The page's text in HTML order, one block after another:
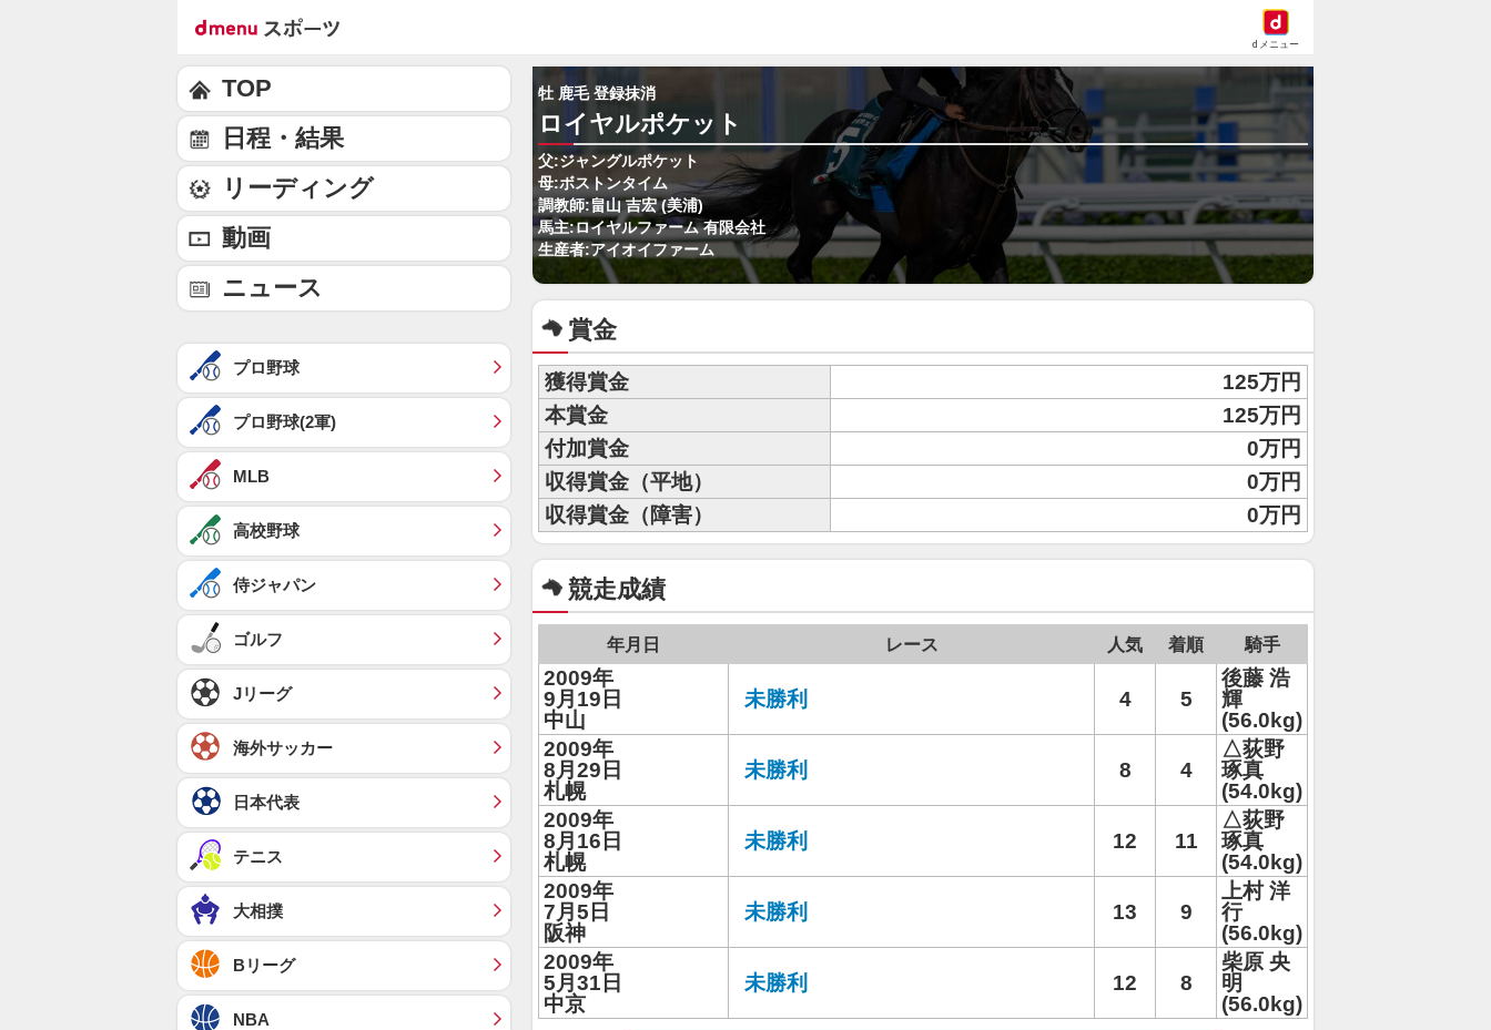
dメニュー
牡 鹿毛 登録抹消
ロイヤルポケット
父:ジャングルポケット
母:ボストンタイム
調教師:畠山 吉宏 (美浦)
馬主:ロイヤルファーム 有限会社
生産者:アイオイファーム
賞金
獲得賞金
125万円
本賞金
125万円
付加賞金
0万円
収得賞金（平地）
0万円
収得賞金（障害）
0万円
競走成績
年月日 レース 人気 着順 騎手
2009年
9月19日
中山
未勝利 4 5
後藤 浩
輝
(56.0kg)
2009年
8月29日
札幌
未勝利 8 4
△荻野
琢真
(54.0kg)
2009年
8月16日
札幌
未勝利 12 11
△荻野
琢真
(54.0kg)
2009年
7月5日
阪神
未勝利 13 9
上村 洋
行
(56.0kg)
2009年
5月31日
中京
未勝利 12 8
柴原 央
明
(56.0kg)
TOP
日程・結果
リーディング
動画
ニュース
プロ野球
プロ野球(2軍)
MLB
高校野球
侍ジャパン
ゴルフ
Jリーグ
海外サッカー
日本代表
テニス
大相撲
Bリーグ
NBA